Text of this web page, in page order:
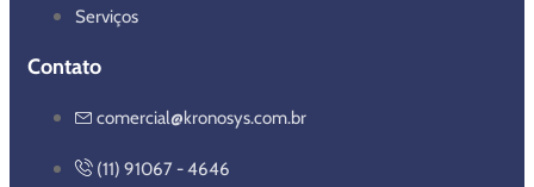
Serviços
Contato
comercial@kronosys.com.br
(11) 91067 - 4646